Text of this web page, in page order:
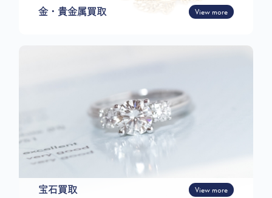
金・貴金属買取 View more
宝石買取 View more